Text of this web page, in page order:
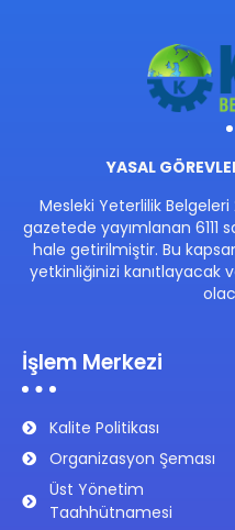
YASAL
Mesleki Yeterlilik
gazetede yayımlanan 6111
hale getirilmiştir. Bu
yetkinliğinizi kanıtlayacak
İşlem Merkezi
Kalite Politikası
Organizasyon Şeması
Üst Yönetim
Taahhütnamesi